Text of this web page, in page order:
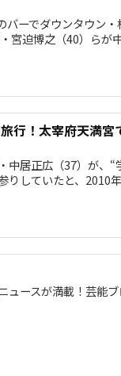
ーでダウンタウン・
宮迫博之（40）らが
行！太宰府天満宮
中居正広（37）が、“
りしていたと、2010
ースが満載！芸能ブ